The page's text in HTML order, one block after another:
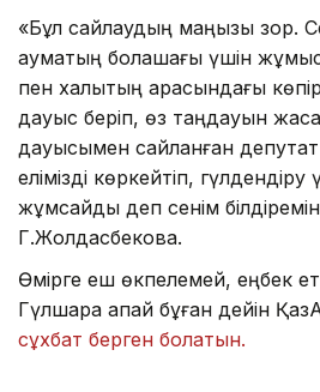
«Бұл сайлаудың маңызы зор.
аумақтың болашағы үшін
пен халықтың арасындағы
дауыс беріп, өз таңдауын
дауысымен сайланған
елімізді көркейтіп, гүлдендіру
жұмсайды деп сенім
Г.Жолдасбекова.
Өмірге еш өкпелемей, еңбек
Гүлшара апай бұған дейін
сұхбат берген болатын.